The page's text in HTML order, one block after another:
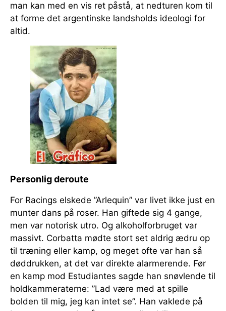
man kan med en vis ret påstå, at nedturen kom til
at forme det argentinske landsholds ideologi for
altid.
Personlig deroute
For Racings elskede ”Arlequin” var livet ikke just en
munter dans på roser. Han giftede sig 4 gange,
men var notorisk utro. Og alkoholforbruget var
massivt. Corbatta mødte stort set aldrig ædru op
til træning eller kamp, og meget ofte var han så
døddrukken, at det var direkte alarmerende. Før
en kamp mod Estudiantes sagde han snøvlende til
holdkammeraterne: ”Lad være med at spille
bolden til mig, jeg kan intet se”. Han vaklede på